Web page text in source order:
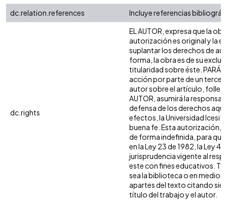
dc.relation.references
Incluye referencias
dc.rights
EL AUTOR, expresa que la
autorización es original y la
suplantar los derechos de
forma, la obra es de su
titularidad sobre éste.
acción por parte de un
autor sobre el artículo,
AUTOR, asumirá la
defensa de los derechos
efectos, la Universidad Icesi
buena fe. Esta autorización,
de forma indefinida, para
en la Ley 23 de 1982, la Ley
jurisprudencia vigente al
este con fines educativos.
sea la biblioteca o en medio
apartes del texto citando
título del trabajo y el autor.